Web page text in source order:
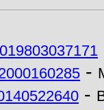
-
-